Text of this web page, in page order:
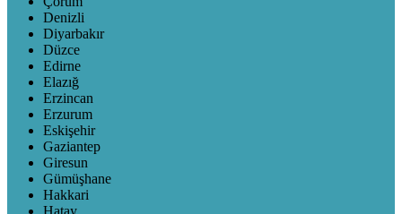
Denizli
Diyarbakır
Düzce
Edirne
Elazığ
Erzincan
Erzurum
Eskişehir
Gaziantep
Giresun
Gümüşhane
Hakkari
Hatay